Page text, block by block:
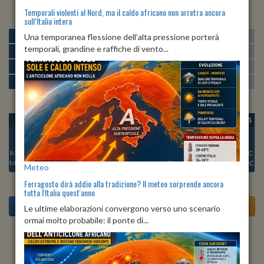
MATTINA min:21º max:28º U:
POMERIGGIO min:28º max:32º
SERA min:24º max:32º U:65% 86%
NOTTE min: 21º max:23º U:88%
OGGI
Min:
23°C
Max:29°C
DOM 09
Min:
Max:29°C
LUN 10
Min:24°C
Max:31°C
MAR 11
Min:
24°C
Max:32°C
MER 12
Max:33°C
GIO 13
Min:23°C
Max:33°C
VEN 14
23°C
Max:31°C
Previsioni del Tempo a Allerona tra 3 giorni
Temporali violenti al Nord, ma il caldo africano non arretra ancora
sull’Italia intera
Una temporanea flessione dell’alta pressione porterà
temporali, grandine e raffiche di vento...
Meteo
Ferragosto dirà addio alla tradizione? Il meteo sorprende ancora
tutta l'Italia quest'anno
Le ultime elaborazioni convergono verso uno scenario
ormai molto probabile: il ponte di...